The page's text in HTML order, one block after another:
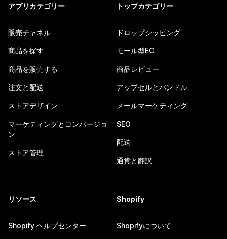
アプリカテゴリー
販売チャネル
商品を探す
商品を販売する
注文と配送
ストアデザイン
マーケティングとコンバージョ
ン
ストア管理
トップカテゴリー
ドロップシッピング
モール型EC
商品レビュー
アップセルとバンドル
メールマーケティング
SEO
配送
通貨と翻訳
リソース
Shopify ヘルプセンター
Shopify
Shopifyについて